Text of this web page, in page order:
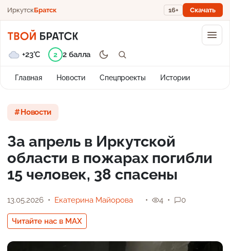
ИркутскБратск 16+ Скачать
Главная Новости Спецпроекты Истории
+23°C 2 2 балла
Новости
За апрель в Иркутской
области в пожарах погибли
15 человек, 38 спасены
13.05.2026 Екатерина Майорова
Читайте нас в MAX
4 0